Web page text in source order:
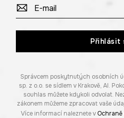
Přihlásit
Správcem poskytnutých osobních
sp. z o.o. se sídlem v Krakově, Al.
souhlas můžete kdykoli odvolat.
zákonem můžeme zpracovat vaše
Více informací naleznete v